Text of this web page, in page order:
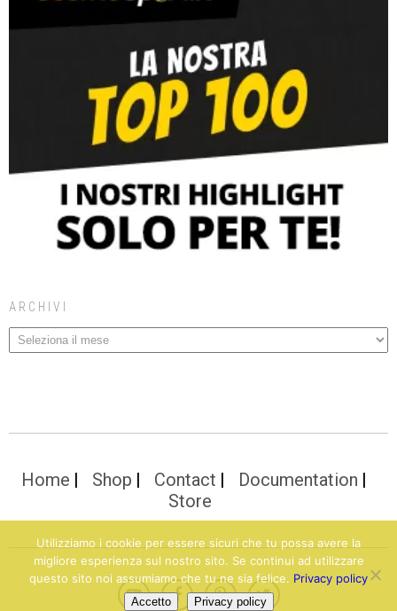
ARCHIVI
Home Shop Contact
Documentation
Store
Utilizziamo i cookie per essere sicuri che tu possa avere la
migliore esperienza sul nostro sito. Se continui ad utilizzare
questo sito noi assumiamo che tu ne sia felice. Privacy policy
Accetto Privacy policy